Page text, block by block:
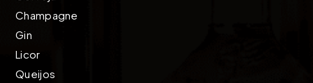
Champagne
Gin
Licor
Queijos